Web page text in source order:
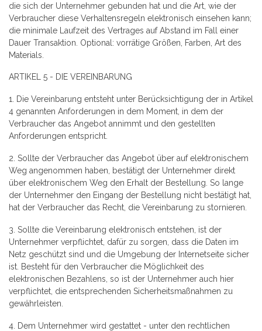
die sich der Unternehmer gebunden hat und die Art, wie der
Verbraucher diese Verhaltensregeln elektronisch einsehen kann;
die minimale Laufzeit des Vertrages auf Abstand im Fall einer
Dauer Transaktion. Optional: vorrätige Größen, Farben, Art des
Materials.
ARTIKEL 5 - DIE VEREINBARUNG
1. Die Vereinbarung entsteht unter Berücksichtigung der in Artikel
4 genannten Anforderungen in dem Moment, in dem der
Verbraucher das Angebot annimmt und den gestellten
Anforderungen entspricht.
2. Sollte der Verbraucher das Angebot über auf elektronischem
Weg angenommen haben, bestätigt der Unternehmer direkt
über elektronischem Weg den Erhalt der Bestellung. So lange
der Unternehmer den Eingang der Bestellung nicht bestätigt hat,
hat der Verbraucher das Recht, die Vereinbarung zu stornieren.
3. Sollte die Vereinbarung elektronisch entstehen, ist der
Unternehmer verpflichtet, dafür zu sorgen, dass die Daten im
Netz geschützt sind und die Umgebung der Internetseite sicher
ist. Besteht für den Verbraucher die Möglichkeit des
elektronischen Bezahlens, so ist der Unternehmer auch hier
verpflichtet, die entsprechenden Sicherheitsmaßnahmen zu
gewährleisten.
4. Dem Unternehmer wird gestattet - unter den rechtlichen